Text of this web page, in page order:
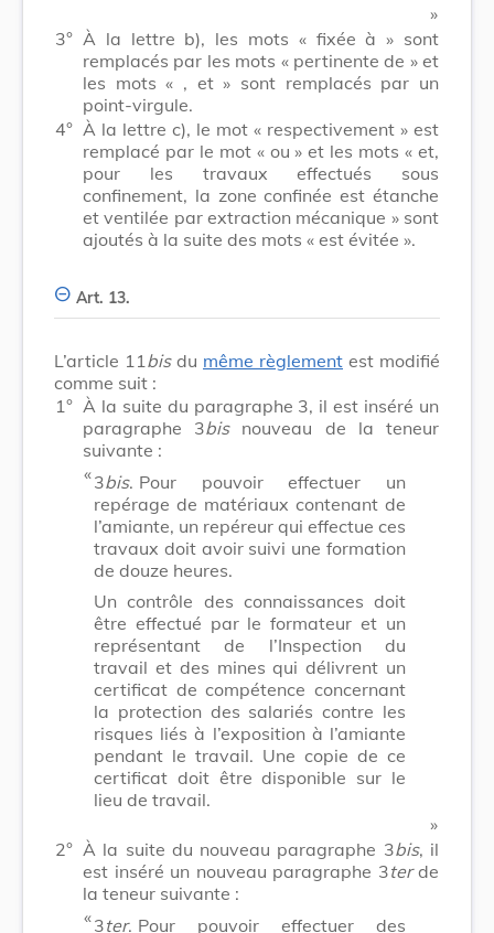
​ »
3° À la lettre b), les mots « fixée à » sont
remplacés par les mots « pertinente de »et
les mots« , et » sont remplacés par un
point-virgule.
4° À la lettre c), le mot « respectivement » est
remplacé par le mot « ou » et les mots« et,
pour les travaux effectués sous
confinement, la zone confinée est étanche
et ventilée par extraction mécanique »sont
ajoutés à la suite des mots « est évitée ».
Art. 13.
L’article 11 bisdu même règlement est modifié
comme suit :
1° À la suite du paragraphe 3, il est inséré un
paragraphe 3bisnouveau de la teneur
suivante :
​ «3bis. Pour pouvoir effectuer un
repérage de matériaux contenant de
l’amiante, un repéreur qui effectue ces
travaux doit avoir suivi une formation
de douze heures.
Un contrôle des connaissances doit
être effectué par le formateur et un
représentant de l’Inspection du
travail et des mines qui délivrent un
certificat de compétence concernant
la protection des salariés contre les
risques liés à l’exposition à l’amiante
pendant le travail. Une copie de ce
certificat doit être disponible sur le
lieu de travail.
​ »
2° À la suite du nouveau paragraphe 3bis, il
est inséré un nouveau paragraphe 3terde
la teneur suivante :
​ «3ter. Pour pouvoir effectuer des